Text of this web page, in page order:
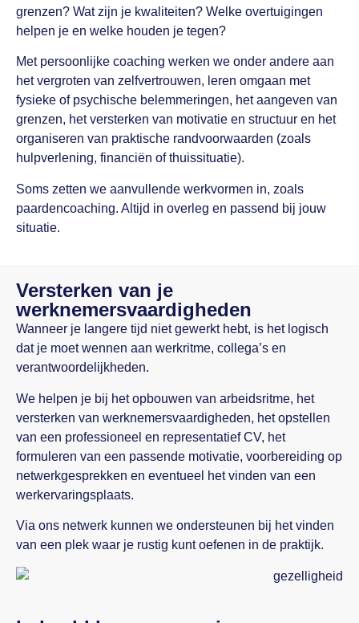
grenzen? Wat zijn je kwaliteiten? Welke overtuigingen
helpen je en welke houden je tegen?
Met persoonlijke coaching werken we onder andere aan
het vergroten van zelfvertrouwen, leren omgaan met
fysieke of psychische belemmeringen, het aangeven van
grenzen, het versterken van motivatie en structuur en het
organiseren van praktische randvoorwaarden (zoals
hulpverlening, financiën of thuissituatie).
Soms zetten we aanvullende werkvormen in, zoals
paardencoaching. Altijd in overleg en passend bij jouw
situatie.
Versterken van je
werknemersvaardigheden
Wanneer je langere tijd niet gewerkt hebt, is het logisch
dat je moet wennen aan werkritme, collega’s en
verantwoordelijkheden.
We helpen je bij het opbouwen van arbeidsritme, het
versterken van werknemersvaardigheden, het opstellen
van een professioneel en representatief CV, het
formuleren van een passende motivatie, voorbereiding op
netwerkgesprekken en eventueel het vinden van een
werkervaringsplaats.
Via ons netwerk kunnen we ondersteunen bij het vinden
van een plek waar je rustig kunt oefenen in de praktijk.